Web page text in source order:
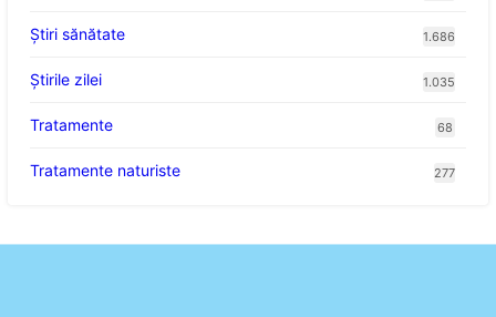
Ştiri sănătate 1.686
Știrile zilei 1.035
Tratamente 68
Tratamente naturiste 277